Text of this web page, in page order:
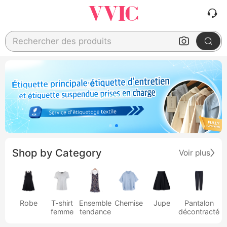
Rechercher des produits
Shop by Category Voir plus
Robe
T-shirt
femme
Ensemble
tendance
Chemise Jupe
Pantalon
décontracté